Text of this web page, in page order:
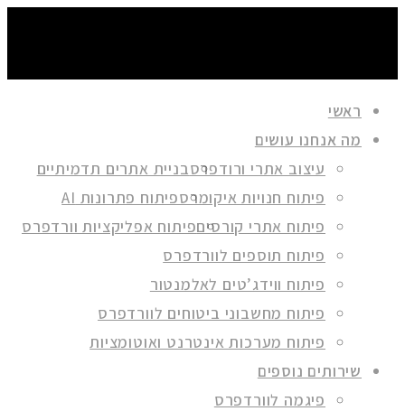
ראשי
מה אנחנו עושים
עיצוב אתרי ורודפרסבניית אתרים תדמיתיים
פיתוח חנויות איקומרספיתוח פתרונות AI
פיתוח אתרי קורסיםפיתוח אפליקציות וורדפרס
פיתוח תוספים לוורדפרס
פיתוח ווידג’טים לאלמנטור
פיתוח מחשבוני ביטוחים לוורדפרס
פיתוח מערכות אינטרנט ואוטומציות
שירותים נוספים
פיגמה לוורדפרס